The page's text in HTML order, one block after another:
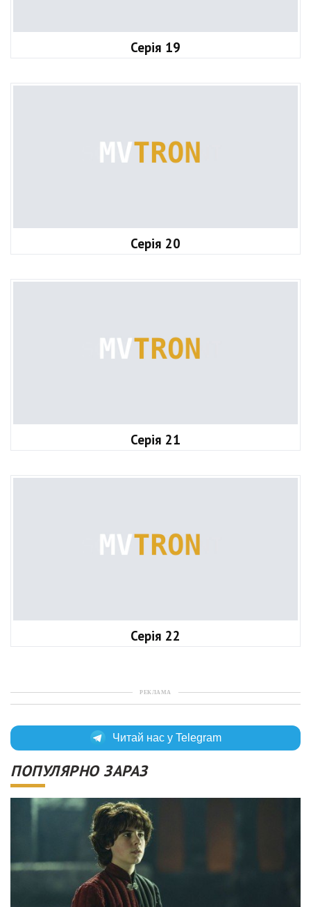
Серія 19
Серія 20
Серія 21
Серія 22
РЕКЛАМА
Читай нас у Telegram
ПОПУЛЯРНО ЗАРАЗ